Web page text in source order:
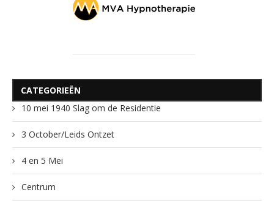
CATEGORIEËN
10 mei 1940 Slag om de Residentie
3 October/Leids Ontzet
4 en 5 Mei
Centrum